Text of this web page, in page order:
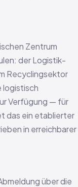
Zentrum
der Logistik-
Recyclingsektor
logistisch
Verfügung — für
das ein etablierter
in erreichbarer
über die